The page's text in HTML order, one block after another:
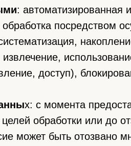
: автоматизированная и
посредством
доступ),
х: с момента
обработки или до
может быть отозвано